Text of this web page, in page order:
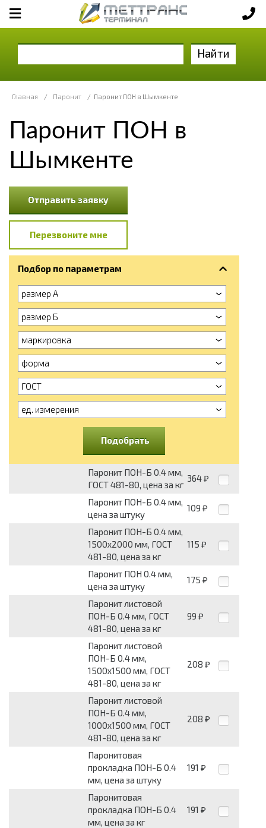
Найти
Главная / Паронит / Паронит ПОН в Шымкенте
Паронит ПОН в
Шымкенте
Отправить заявку
Перезвоните мне
Подбор по параметрам
размер А
размер Б
маркировка
форма
ГОСТ
ед. измерения
Подобрать
Паронит ПОН-Б 0.4 мм,
ГОСТ 481-80, цена за кг
364 ₽
Паронит ПОН-Б 0.4 мм,
цена за штуку
109 ₽
Паронит ПОН-Б 0.4 мм,
1500х2000 мм, ГОСТ
481-80, цена за кг
115 ₽
Паронит ПОН 0.4 мм,
цена за штуку
175 ₽
Паронит листовой
ПОН-Б 0.4 мм, ГОСТ
481-80, цена за кг
99 ₽
Паронит листовой
ПОН-Б 0.4 мм,
1500х1500 мм, ГОСТ
481-80, цена за кг
208 ₽
Паронит листовой
ПОН-Б 0.4 мм,
1000х1500 мм, ГОСТ
481-80, цена за кг
208 ₽
Паронитовая
прокладка ПОН-Б 0.4
мм, цена за штуку
191 ₽
Паронитовая
прокладка ПОН-Б 0.4
мм, цена за кг
191 ₽